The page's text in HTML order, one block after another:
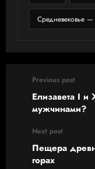
Средневековье
Previous post
Елизавета I
мужчинами?
Next post
Пещера
горах